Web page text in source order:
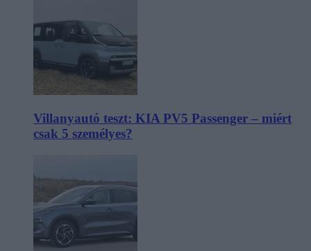
Villanyautó teszt: KIA PV5 Passenger – miért
csak 5 személyes?